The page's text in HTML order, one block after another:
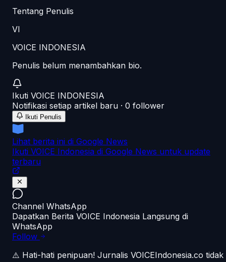
Tentang Penulis
VI
VOICE INDONESIA
Penulis belum menambahkan bio.
Ikuti VOICE INDONESIA
Notifikasi setiap artikel baru · 0 follower
Ikuti Penulis
Lihat berita ini di Google News
Ikuti VOICE Indonesia di Google News untuk update
terbaru
Channel WhatsApp
Dapatkan Berita VOICE Indonesia Langsung di
WhatsApp
Follow
⚠️ Hati-hati penipuan! Jurnalis VOICEIndonesia.co tidak